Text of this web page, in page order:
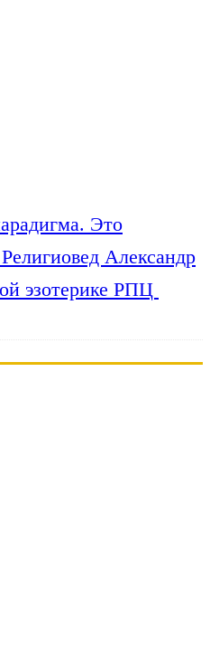
Это
Александр
эзотерике РПЦ